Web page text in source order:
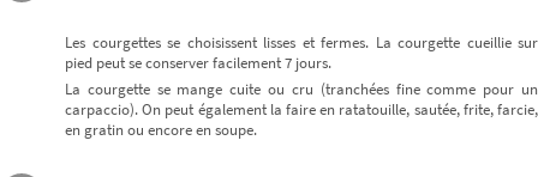
Les courgettes se choisissent lisses et fermes. La courgette cueillie sur
pied peut se conserver facilement 7 jours.
La courgette se mange cuite ou cru (tranchées fine comme pour un
carpaccio). On peut également la faire en ratatouille, sautée, frite, farcie,
en gratin ou encore en soupe.